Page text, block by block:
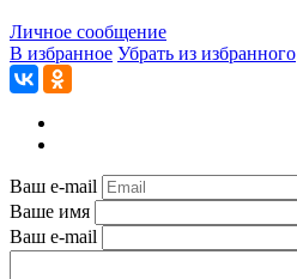
Личное сообщение
В избранное Убрать из избранного
Ваш e-mail
Ваше имя
Ваш e-mail